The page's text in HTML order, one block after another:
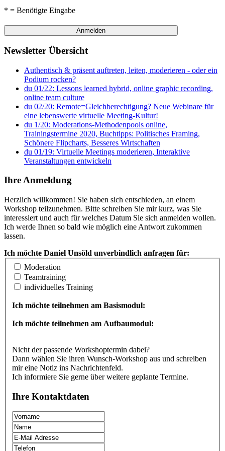
* = Benötigte Eingabe
Newsletter Übersicht
Authentisch & präsent auftreten, leiten, moderieren - oder ein
Podium rocken?
du 01/22: Lessons learned hybrid, online graphic recording,
online team culture
du 02/20: Remote=Gleichberechtigung? Neue Webinare für
eine lebenswerte virtuelle Meeting-Kultur!
du 1/20: Moderations-Methodenpools online,
Trainingstermine 2020, Buchtipps: Politisches Framing,
Schönere Flipcharts, Besseres Wirtschaften
du 01/19: Virtuelle Meetings moderieren, Interaktive
Veranstaltungen entwickeln
Ihre Anmeldung
Herzlich willkommen! Sie haben sich entschieden, an einem
Workshop teilzunehmen. Bitte schreiben Sie mir kurz, was Sie
interessiert und auch für welches Datum Sie sich anmelden wollen.
Ich werde Ihnen so bald wie möglich eine Antwort zukommen
lassen.
Ich möchte Daniel Unsöld unverbindlich anfragen für:
Moderation
Teamtraining
individuelles Training
Ich möchte teilnehmen am Basismodul:
Ich möchte teilnehmen am Aufbaumodul:
Nicht der passende Workshoptermin dabei?
Dann wählen Sie ihren Wunsch-Workshop aus und schreiben
mir eine Notiz ins Nachrichtenfeld.
Ich informiere Sie gerne über weitere geplante Termine.
Ihre Kontaktdaten